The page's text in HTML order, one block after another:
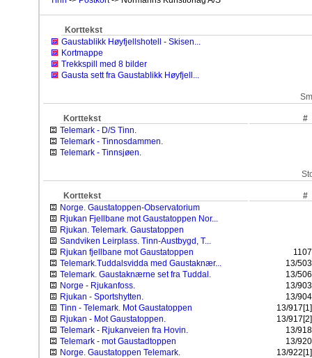
Korttekst
Gaustablikk Høyfjellshotell - Skisen...
Kortmappe
Trekkspill med 8 bilder
Gausta sett fra Gaustablikk Høyfjell...
Korttekst
#
Telemark - D/S Tinn.
Telemark - Tinnosdammen.
Telemark - Tinnsjøen.
Korttekst
#
Norge. Gaustatoppen-Observatorium
Rjukan Fjellbane mot Gaustatoppen Nor...
Rjukan. Telemark. Gaustatoppen
Sandviken Leirplass. Tinn-Austbygd, T...
Rjukan fjellbane mot Gaustatoppen
1107
Telemark.Tuddalsvidda med Gaustaknær...
13/503
Telemark. Gaustaknærne set fra Tuddal.
13/506
Norge - Rjukanfoss.
13/903
Rjukan - Sportshytten.
13/904
Tinn - Telemark. Mot Gaustatoppen
13/917[1]
Rjukan - Mot Gaustatoppen.
13/917[2]
Telemark - Rjukanveien fra Hovin.
13/918
Telemark - mot Gaustadtoppen
13/920
Norge. Gaustatoppen Telemark.
13/922[1]